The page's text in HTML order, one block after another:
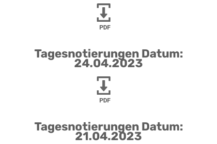
PDF
Tagesnotierungen Datum:
24.04.2023
PDF
Tagesnotierungen Datum:
21.04.2023